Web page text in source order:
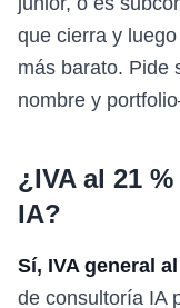
que cierra y
más barato. Pide
nombre y
¿IVA al 21
IA?
Sí, IVA general
de consultoría IA